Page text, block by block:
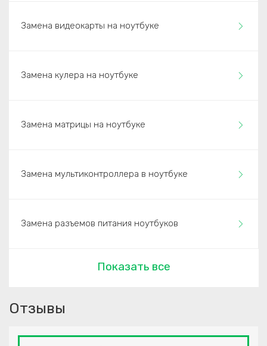
Замена видеокарты на ноутбуке
Замена кулера на ноутбуке
Замена матрицы на ноутбуке
Замена мультиконтроллера в ноутбуке
Замена разъемов питания ноутбуков
Показать все
Отзывы